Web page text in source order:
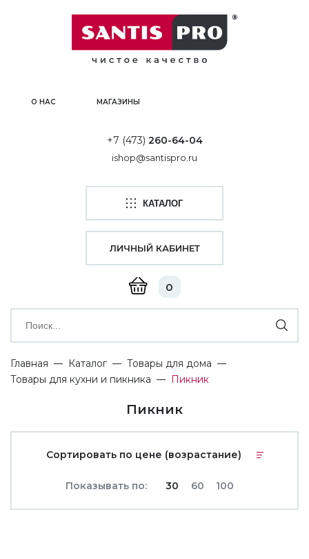
О НАС МАГАЗИНЫ
+7 (473) 260-64-04
ishop@santispro.ru
КАТАЛОГ
0
ЛИЧНЫЙ КАБИНЕТ
Главная Каталог
Товары для дома
Товары для кухни и пикника
Пикник
Пикник
Сортировать по цене (возрастание)
Показывать по: 30 60 100